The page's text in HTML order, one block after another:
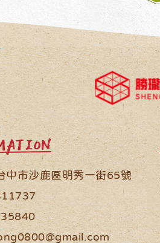
中市沙鹿區明秀一街65號